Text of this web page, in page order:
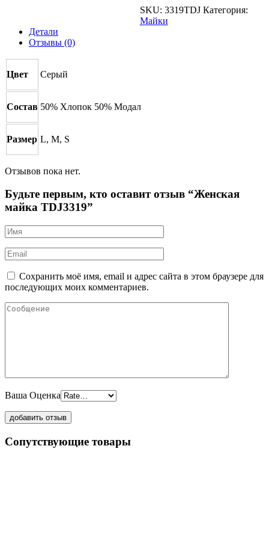
SKU: 3319TDJ Категория:
Майки
Детали
Отзывы (0)
Цвет Серый
Состав 50% Хлопок 50% Модал
Размер L, M, S
Отзывов пока нет.
Будьте первым, кто оставит отзыв “Женская
майка TDJ3319”
Сохранить моё имя, email и адрес сайта в этом браузере для
последующих моих комментариев.
Ваша Оценка
Сопутствующие товары